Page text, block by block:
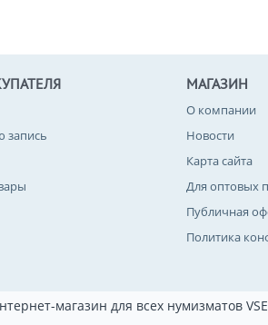
запись
МАГАЗИН
О компании
Новости
Карта сайта
Для оптовых
Публичная
Политика
магазин для всех нумизматов